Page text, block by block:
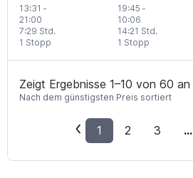
13:31 -
21:00
1 Stopp
7:29 Std.
19:45 -
10:06
1 Stopp
14:21 Std.
Zeigt Ergebnisse 1–10 von 60 an
Nach dem günstigsten Preis sortiert
1 2 3 ...